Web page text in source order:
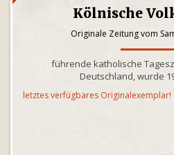
Kölnische
Originale Zeitung vom
führende katholische
Deutschland, wurde
letztes verfügbares Originalexemplar!